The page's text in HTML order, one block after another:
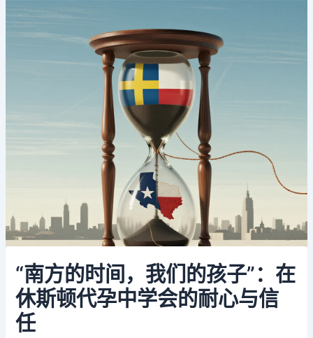
“南方的时间，我们的孩子”：在
休斯顿代孕中学会的耐心与信
任​